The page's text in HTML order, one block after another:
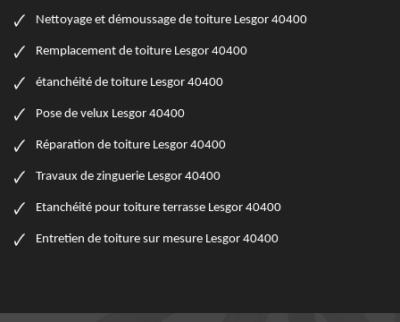
Nettoyage et démoussage de toiture Lesgor 40400
Remplacement de toiture Lesgor 40400
étanchéité de toiture Lesgor 40400
Pose de velux Lesgor 40400
Réparation de toiture Lesgor 40400
Travaux de zinguerie Lesgor 40400
Etanchéité pour toiture terrasse Lesgor 40400
Entretien de toiture sur mesure Lesgor 40400